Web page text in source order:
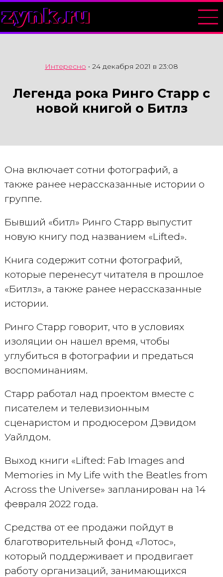
zynk.ru
Интересно • 24 декабря 2021 в 23:08
Легенда рока Ринго Старр с
новой книгой о Битлз
Она включает сотни фотографий, а
также ранее нерассказанные истории о
группе.
Бывший «битл» Ринго Старр выпустит
новую книгу под названием «Lifted».
Книга содержит сотни фотографий,
которые перенесут читателя в прошлое
«Битлз», а также ранее нерассказанные
истории.
Ринго Старр говорит, что в условиях
изоляции он нашел время, чтобы
углубиться в фотографии и предаться
воспоминаниям.
Старр работал над проектом вместе с
писателем и телевизионным
сценаристом и продюсером Дэвидом
Уайлдом.
Выход книги «Lifted: Fab Images and
Memories in My Life with the Beatles from
Across the Universe» запланирован на 14
февраля 2022 года.
Средства от ее продажи пойдут в
благотворительный фонд «Лотос»,
который поддерживает и продвигает
работу организаций, занимающихся